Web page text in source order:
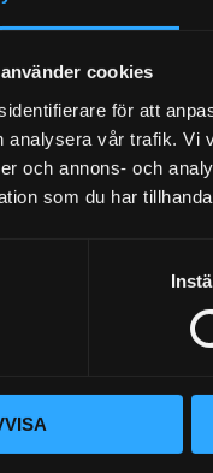
cookies
för att
analysera vår trafik. Vi
och annons- och
som du har
KUNDTJÄNST